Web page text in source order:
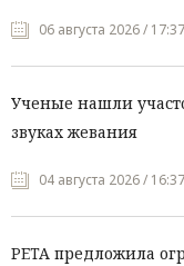
06 августа 2026 / 17:37
Ученые нашли
звуках жевания
04 августа 2026 / 16:37
PETA предложила